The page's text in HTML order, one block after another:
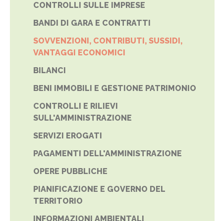
CONTROLLI SULLE IMPRESE
BANDI DI GARA E CONTRATTI
SOVVENZIONI, CONTRIBUTI, SUSSIDI,
VANTAGGI ECONOMICI
BILANCI
BENI IMMOBILI E GESTIONE PATRIMONIO
CONTROLLI E RILIEVI
SULL'AMMINISTRAZIONE
SERVIZI EROGATI
PAGAMENTI DELL'AMMINISTRAZIONE
OPERE PUBBLICHE
PIANIFICAZIONE E GOVERNO DEL
TERRITORIO
INFORMAZIONI AMBIENTALI